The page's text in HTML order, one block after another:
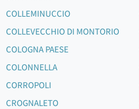
COLLEMINUCCIO
COLLEVECCHIO DI MONTORIO
COLOGNA PAESE
COLONNELLA
CORROPOLI
CROGNALETO